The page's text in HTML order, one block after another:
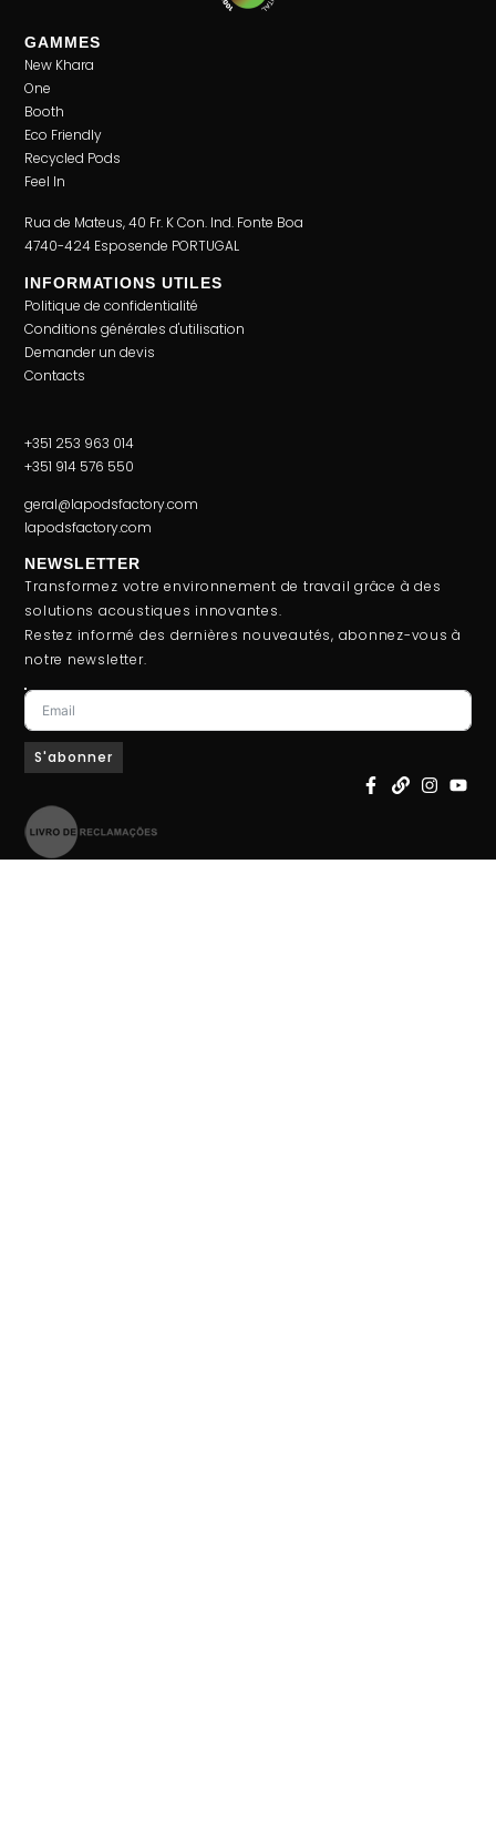
GAMMES
New Khara
One
Booth
Eco Friendly
Recycled Pods
Feel In
Rua de Mateus, 40 Fr. K Con. Ind. Fonte Boa
4740-424 Esposende PORTUGAL
INFORMATIONS UTILES
Politique de confidentialité
Conditions générales d'utilisation
Demander un devis
Contacts
+351 253 963 014
+351 914 576 550
geral@lapodsfactory.com
lapodsfactory.com
NEWSLETTER
Transformez votre environnement de travail grâce à des
solutions acoustiques innovantes.
Restez informé des dernières nouveautés, abonnez-vous à
notre newsletter.
S'abonner